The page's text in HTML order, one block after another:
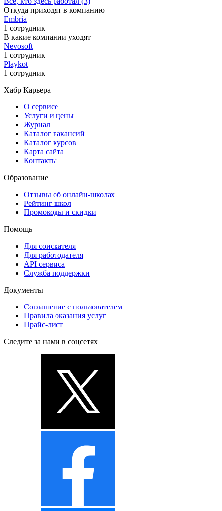
Откуда приходят в компанию
Embria
1 сотрудник
В какие компании уходят
Nevosoft
1 сотрудник
Playkot
1 сотрудник
Хабр Карьера
О сервисе
Услуги и цены
Журнал
Каталог вакансий
Каталог курсов
Карта сайта
Контакты
Образование
Отзывы об онлайн-школах
Рейтинг школ
Промокоды и скидки
Помощь
Для соискателя
Для работодателя
API сервиса
Служба поддержки
Документы
Соглашение с пользователем
Правила оказания услуг
Прайс-лист
Следите за нами в соцсетях